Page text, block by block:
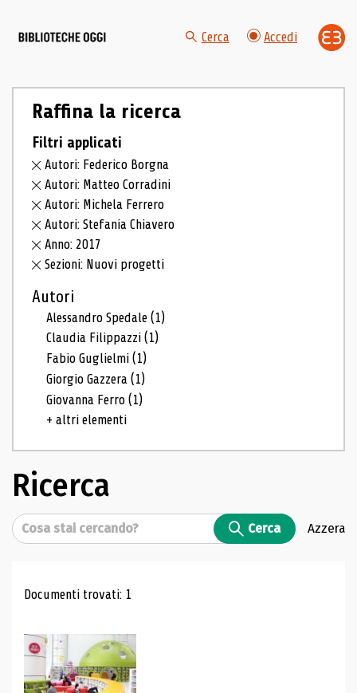
Cerca Accedi
Raffina la ricerca
Filtri applicati
Autori: Federico Borgna
Autori: Matteo Corradini
Autori: Michela Ferrero
Autori: Stefania Chiavero
Anno: 2017
Sezioni: Nuovi progetti
Autori
Alessandro Spedale(1)
Claudia Filippazzi(1)
Fabio Guglielmi(1)
Giorgio Gazzera(1)
Giovanna Ferro(1)
+ altri elementi
Ricerca
Cerca Cerca Azzera
Risultati di ricerca
Documenti trovati: 1